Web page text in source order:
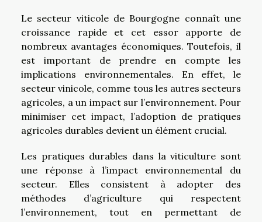
Le secteur viticole de Bourgogne connaît une
croissance rapide et cet essor apporte de
nombreux avantages économiques. Toutefois, il
est important de prendre en compte les
implications environnementales. En effet, le
secteur vinicole, comme tous les autres secteurs
agricoles, a un impact sur l’environnement. Pour
minimiser cet impact, l’adoption de pratiques
agricoles durables devient un élément crucial.
Les pratiques durables dans la viticulture sont
une réponse à l’impact environnemental du
secteur. Elles consistent à adopter des
méthodes d’agriculture qui respectent
l’environnement, tout en permettant de